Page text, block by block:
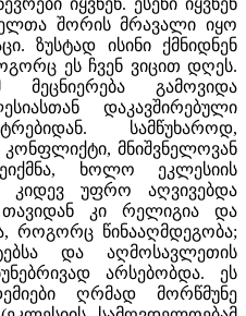
შორის მრავალი იყო
ზუსტად ისინი ქმნიდნენ
ეს ჩვენ ვიცით დღეს.
გამოვიდა
დაკავშირებული
სამწუხაროდ,
კონფლიქტი, მნიშვნელოვან
ხოლო ეკლესიის
კიდევ უფრო აღვივებდა
თავიდან კი რელიგია და
როგორც წინააღმდეგობა;
და აღმოსავლეთის
არსებობდა. ეს
ღრმად მორწმუნე